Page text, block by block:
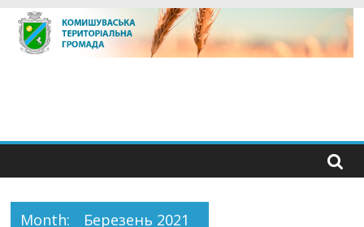
Skip
content
Month: Березень 2021